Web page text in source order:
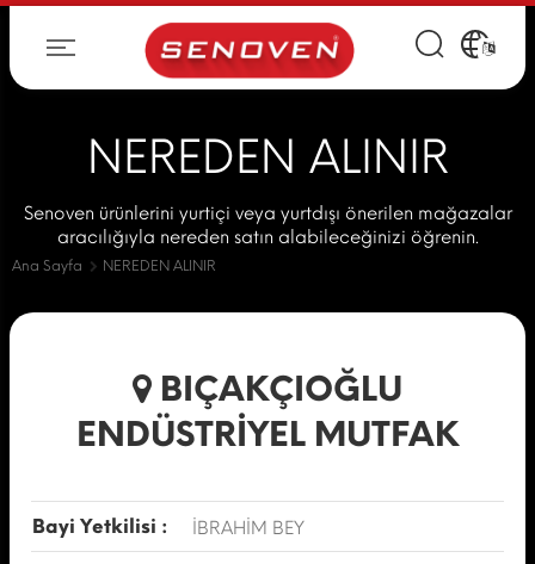
NEREDEN ALINIR
Senoven ürünlerini yurtiçi veya yurtdışı önerilen mağazalar
aracılığıyla nereden satın alabileceğinizi öğrenin.
Ana Sayfa NEREDEN ALINIR
BIÇAKÇIOĞLU
ENDÜSTRİYEL MUTFAK
Bayi Yetkilisi : İBRAHİM BEY